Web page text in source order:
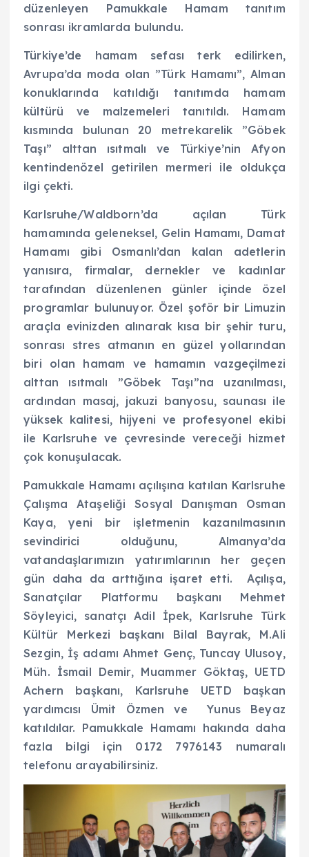
düzenleyen Pamukkale Hamam tanıtım
sonrası ikramlarda bulundu.
Türkiye’de hamam sefası terk edilirken,
Avrupa’da moda olan ”Türk Hamamı”, Alman
konuklarında katıldığı tanıtımda hamam
kültürü ve malzemeleri tanıtıldı. Hamam
kısmında bulunan 20 metrekarelik ”Göbek
Taşı” alttan ısıtmalı ve Türkiye’nin Afyon
kentindenözel getirilen mermeri ile oldukça
ilgi çekti.
Karlsruhe/Waldborn’da açılan Türk
hamamında geleneksel, Gelin Hamamı, Damat
Hamamı gibi Osmanlı’dan kalan adetlerin
yanısıra, firmalar, dernekler ve kadınlar
tarafından düzenlenen günler içinde özel
programlar bulunuyor. Özel şoför bir Limuzin
araçla evinizden alınarak kısa bir şehir turu,
sonrası stres atmanın en güzel yollarından
biri olan hamam ve hamamın vazgeçilmezi
alttan ısıtmalı ”Göbek Taşı”na uzanılması,
ardından masaj, jakuzi banyosu, saunası ile
yüksek kalitesi, hijyeni ve profesyonel ekibi
ile Karlsruhe ve çevresinde vereceği hizmet
çok konuşulacak.
Pamukkale Hamamı açılışına katılan Karlsruhe
Çalışma Ataşeliği Sosyal Danışman Osman
Kaya, yeni bir işletmenin kazanılmasının
sevindirici olduğunu, Almanya’da
vatandaşlarımızın yatırımlarının her geçen
gün daha da arttığına işaret etti. Açılışa,
Sanatçılar Platformu başkanı Mehmet
Söyleyici, sanatçı Adil İpek, Karlsruhe Türk
Kültür Merkezi başkanı Bilal Bayrak, M.Ali
Sezgin, İş adamı Ahmet Genç, Tuncay Ulusoy,
Müh. İsmail Demir, Muammer Göktaş, UETD
Achern başkanı, Karlsruhe UETD başkan
yardımcısı Ümit Özmen ve Yunus Beyaz
katıldılar. Pamukkale Hamamı hakında daha
fazla bilgi için 0172 7976143 numaralı
telefonu arayabilirsiniz.